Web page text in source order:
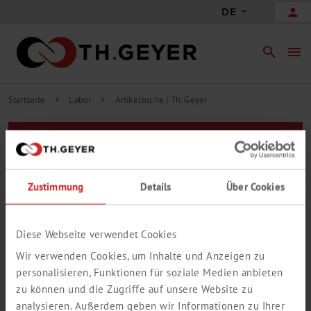
Zustimmung Details Über Cookies
Diese Webseite verwendet Cookies
Wir verwenden Cookies, um Inhalte und Anzeigen zu
personalisieren, Funktionen für soziale Medien anbieten
zu können und die Zugriffe auf unsere Website zu
analysieren. Außerdem geben wir Informationen zu Ihrer
DE person
search menu
Startseite chevron_right Labor chevron_right Artikelsuche | Th. Geyer
Filter
Treffer auf Webseite
0 Treffer in 0 Gruppen